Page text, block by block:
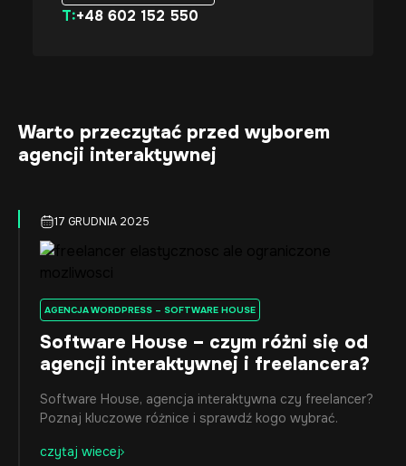
Umów spotkanie
T:+48 602 152 550
Warto przeczytać przed wyborem
agencji interaktywnej
17 GRUDNIA 2025
AGENCJA WORDPRESS – SOFTWARE HOUSE
Software House – czym różni się od
agencji interaktywnej i freelancera?
Software House, agencja interaktywna czy freelancer?
Poznaj kluczowe różnice i sprawdź kogo wybrać.
czytaj wiecej